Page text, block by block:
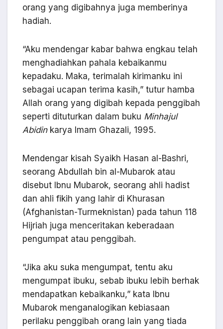
orang yang digibahnya juga memberinya
hadiah.
“Aku mendengar kabar bahwa engkau telah
menghadiahkan pahala kebaikanmu
kepadaku. Maka, terimalah kirimanku ini
sebagai ucapan terima kasih,” tutur hamba
Allah orang yang digibah kepada penggibah
seperti dituturkan dalam buku Minhajul
Abidinkarya Imam Ghazali, 1995.
Mendengar kisah Syaikh Hasan al-Bashri,
seorang Abdullah bin al-Mubarok atau
disebut Ibnu Mubarok, seorang ahli hadist
dan ahli fikih yang lahir di Khurasan
(Afghanistan-Turmeknistan) pada tahun 118
Hijriah juga menceritakan keberadaan
pengumpat atau penggibah.
“Jika aku suka mengumpat, tentu aku
mengumpat ibuku, sebab ibuku lebih berhak
mendapatkan kebaikanku,” kata Ibnu
Mubarok menganalogikan kebiasaan
perilaku penggibah orang lain yang tiada